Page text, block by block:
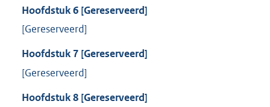
Hoofdstuk6 [Gereserveerd]
[Gereserveerd]
Hoofdstuk 7 [Gereserveerd]
[Gereserveerd]
Hoofdstuk8 [Gereserveerd]